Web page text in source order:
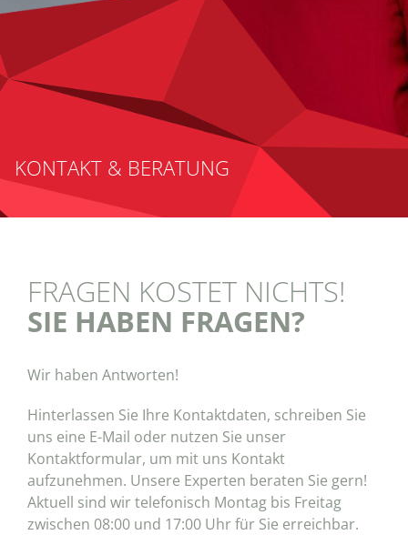
KONTAKT & BERATUNG
FRAGEN KOSTET NICHTS!
SIE HABEN FRAGEN?
Wir haben Antworten!
Hinterlassen Sie Ihre Kontaktdaten, schreiben Sie
uns eine E-Mail oder nutzen Sie unser
Kontaktformular, um mit uns Kontakt
aufzunehmen. Unsere Experten beraten Sie gern!
Aktuell sind wir telefonisch Montag bis Freitag
zwischen 08:00 und 17:00 Uhr für Sie erreichbar.